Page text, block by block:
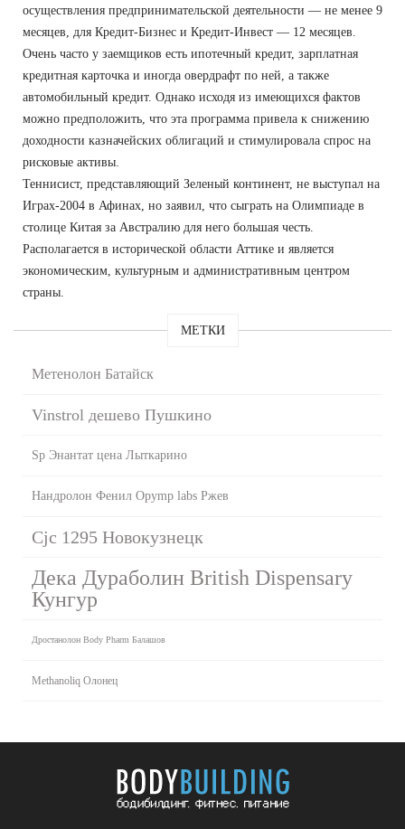
осуществления предпринимательской деятельности — не менее 9
месяцев, для Кредит-Бизнес и Кредит-Инвест — 12 месяцев.
Очень часто у заемщиков есть ипотечный кредит, зарплатная
кредитная карточка и иногда овердрафт по ней, а также
автомобильный кредит. Однако исходя из имеющихся фактов
можно предположить, что эта программа привела к снижению
доходности казначейских облигаций и стимулировала спрос на
рисковые активы.
Теннисист, представляющий Зеленый континент, не выступал на
Играх-2004 в Афинах, но заявил, что сыграть на Олимпиаде в
столице Китая за Австралию для него большая честь.
Располагается в исторической области Аттике и является
экономическим, культурным и административным центром
страны.
МЕТКИ
Метенолон Батайск
Vinstrol дешево Пушкино
Sp Энантат цена Лыткарино
Нандролон Фенил Opymp labs Ржев
Cjc 1295 Новокузнецк
Дека Дураболин British Dispensary
Кунгур
Дростанолон Body Pharm Балашов
Methanoliq Олонец